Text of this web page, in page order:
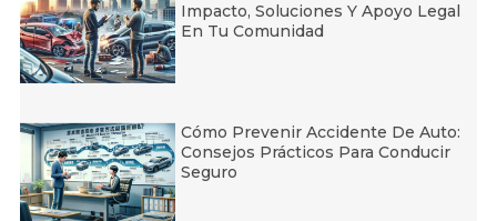
Impacto, Soluciones Y Apoyo Legal
En Tu Comunidad
Cómo Prevenir Accidente De Auto:
Consejos Prácticos Para Conducir
Seguro